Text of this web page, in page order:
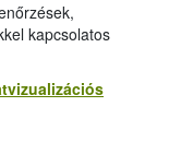
kapcsolatos